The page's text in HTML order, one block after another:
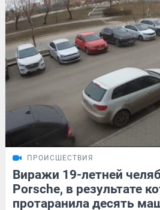
ПРОИСШЕСТВИЯ
Виражи 19-летней
Porsche, в результате
протаранила десять